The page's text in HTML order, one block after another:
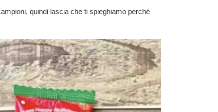
quindi lascia che ti spieghiamo perché